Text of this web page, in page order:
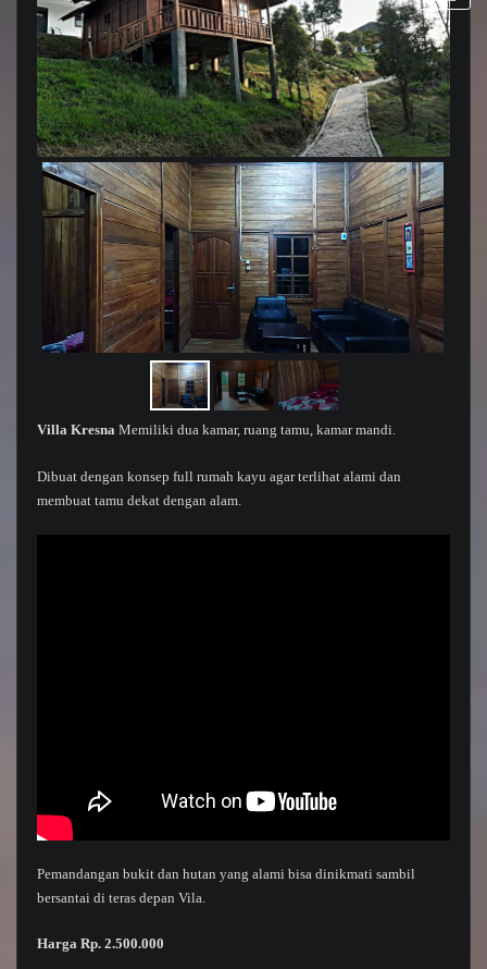
Villa KresnaMemiliki dua kamar, ruang tamu, kamar mandi.
Dibuat dengan konsep full rumah kayu agar terlihat alami dan
membuat tamu dekat dengan alam.
Pemandangan bukit dan hutan yang alami bisa dinikmati sambil
bersantai di teras depan Vila.
Harga Rp. 2.500.000